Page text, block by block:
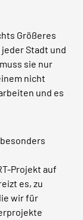
Größeres
Stadt und
sie nur
nicht
und es
Projekt auf
es, zu
wir für